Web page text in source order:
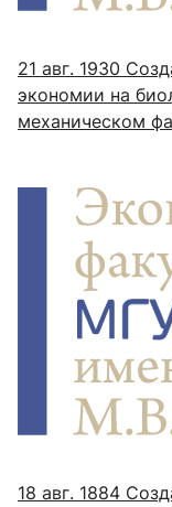
21 авг. 1930
экономии на
механическом
18 авг. 1884